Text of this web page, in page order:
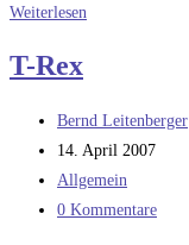
Weiterlesen
T-Rex
Beitrags-
Autor:
Bernd Leitenberger
Beitrag
veröffentlicht:
14. April 2007
Beitrags-
Kategorie:
Allgemein
Beitrags-
0 Kommentare